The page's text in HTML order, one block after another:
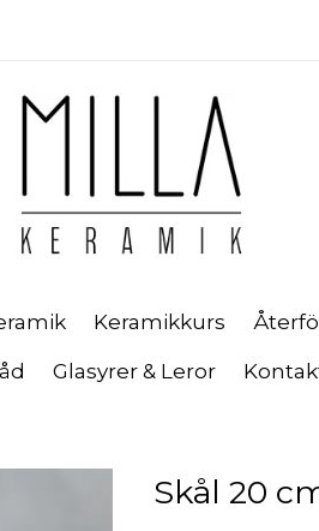
Keramikkurs
Glasyrer & Leror
Skål 20